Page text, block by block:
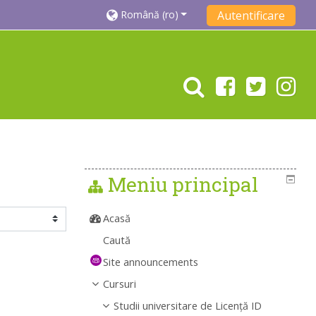
Română ‎(ro)‎ Autentificare
Meniu principal
Acasă
Caută
Site announcements
Cursuri
Studii universitare de Licenţă ID